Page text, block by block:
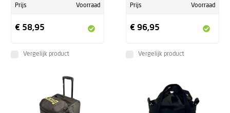
Prijs Voorraad
€ 58,95
Vergelijk product
Prijs Voorraad
€ 96,95
Vergelijk product